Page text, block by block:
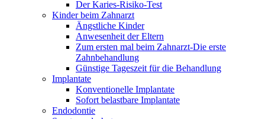
Der Karies-Risiko-Test
Kinder beim Zahnarzt
Ängstliche Kinder
Anwesenheit der Eltern
Zum ersten mal beim Zahnarzt-Die erste
Zahnbehandlung
Günstige Tageszeit für die Behandlung
Implantate
Konventionelle Implantate
Sofort belastbare Implantate
Endodontie